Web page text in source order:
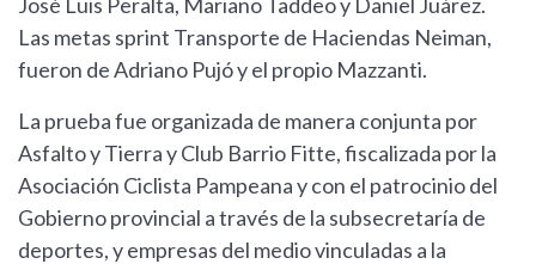
Las metas sprint Transporte de Haciendas Neiman,
fueron de Adriano Pujó y el propio Mazzanti.
La prueba fue organizada de manera conjunta por
Asfalto y Tierra y Club Barrio Fitte, fiscalizada por la
Asociación Ciclista Pampeana y con el patrocinio del
Gobierno provincial a través de la subsecretaría de
deportes, y empresas del medio vinculadas a la